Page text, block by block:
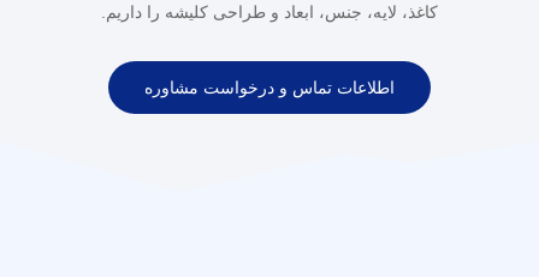
کاغذ، لایه، جنس، ابعاد و طراحی کلیشه را داریم.
اطلاعات تماس و درخواست مشاوره